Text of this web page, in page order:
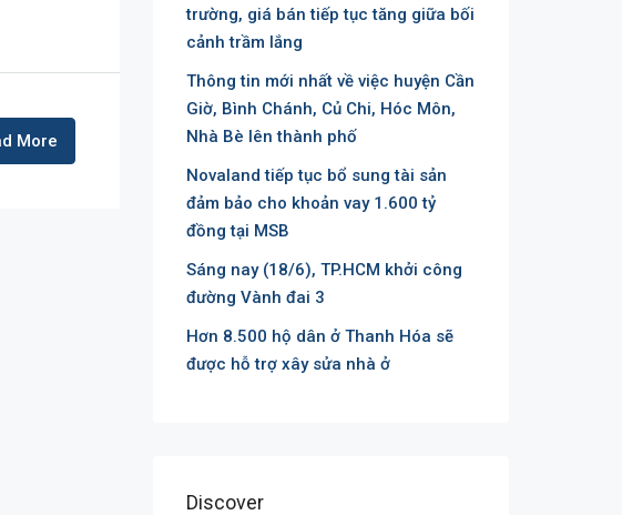
More
trường, giá bán tiếp tục tăng giữa bối
cảnh trầm lắng
Thông tin mới nhất về việc huyện Cần
Giờ, Bình Chánh, Củ Chi, Hóc Môn,
Nhà Bè lên thành phố
Novaland tiếp tục bổ sung tài sản
đảm bảo cho khoản vay 1.600 tỷ
đồng tại MSB
Sáng nay (18/6), TP.HCM khởi công
đường Vành đai 3
Hơn 8.500 hộ dân ở Thanh Hóa sẽ
được hỗ trợ xây sửa nhà ở
Discover